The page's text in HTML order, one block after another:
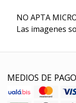
NO APTA
Las imagenes
MEDIOS DE PAGO